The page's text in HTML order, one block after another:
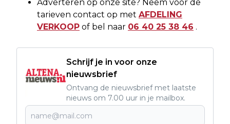
Adverteren op onze site? Neem voor de
tarieven contact op met AFDELING
VERKOOP of bel naar 06 40 25 38 46 .
Schrijf je in voor onze
nieuwsbrief
Ontvang de nieuwsbrief met laatste
nieuws om 7.00 uur in je mailbox.